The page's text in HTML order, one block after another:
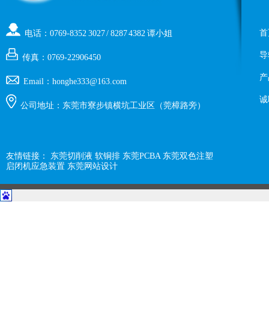
电话：0769-8352 3027 / 8287 4382 谭小姐
传真：0769-22906450
Email：honghe333@163.com
公司地址：东莞市寮步镇横坑工业区（莞樟路旁）
友情链接： 东莞切削液 软铜排 东莞PCBA 东莞双色注塑
启闭机应急装置 东莞网站设计